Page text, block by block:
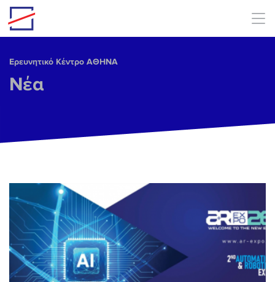
Skip to main content
Ερευνητικό Κέντρο ΑΘΗΝΑ
Νέα